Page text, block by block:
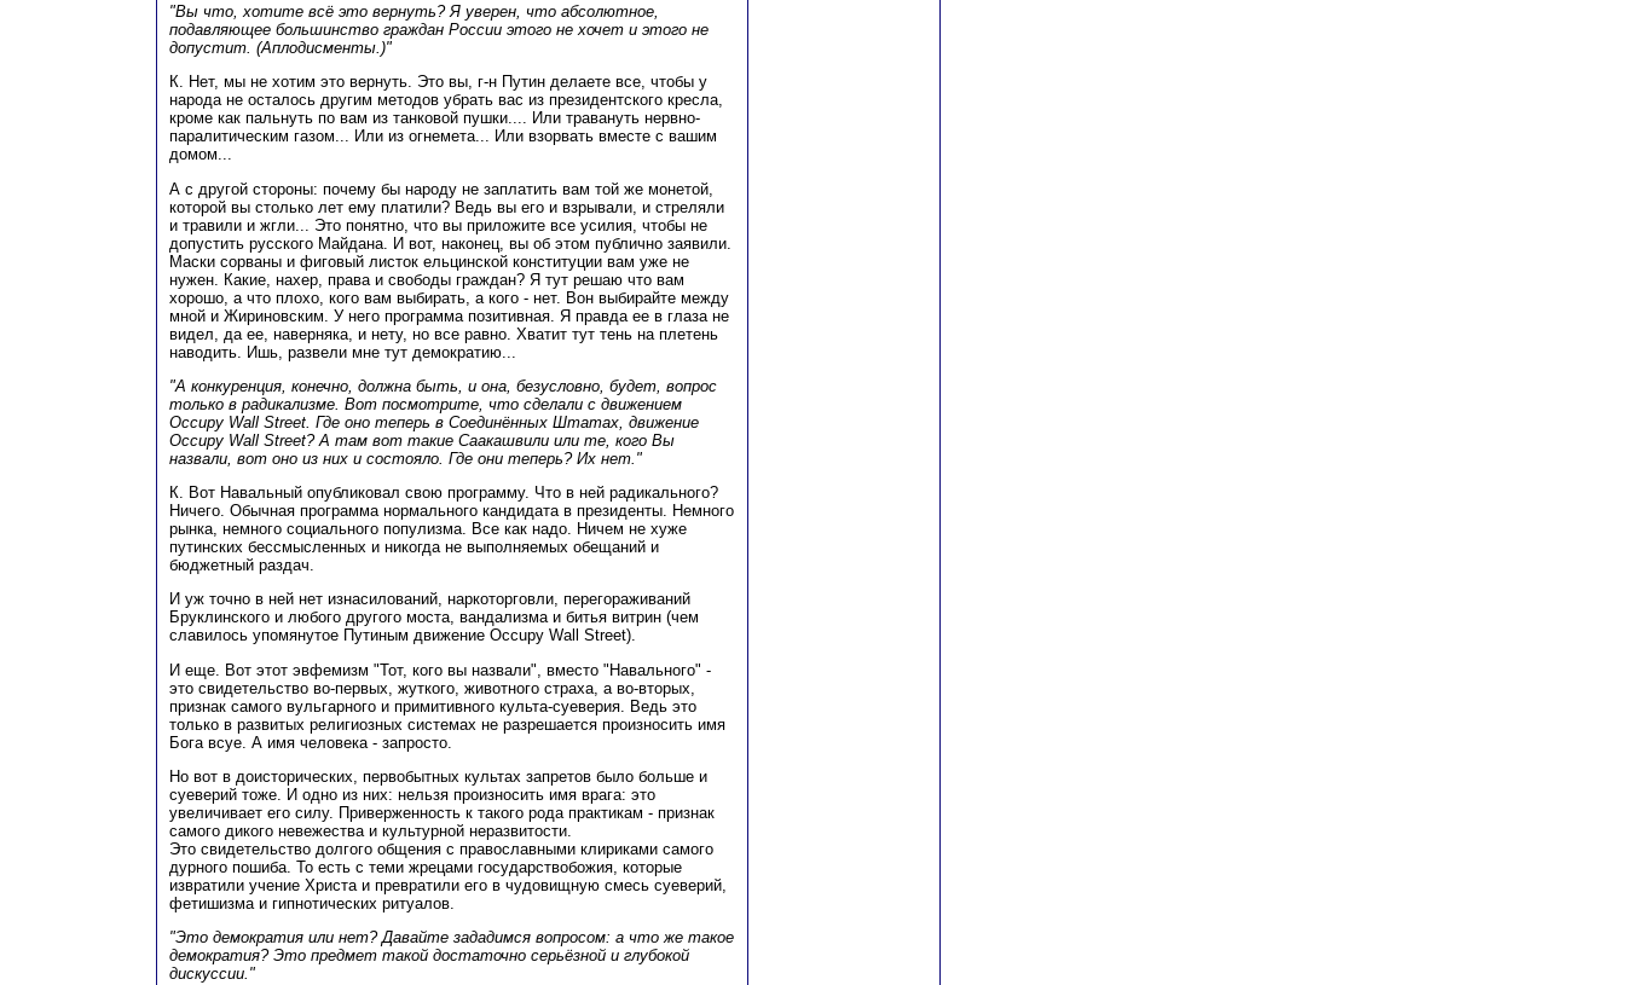
"Вы что, хотите всё это вернуть? Я уверен, что абсолютное,
подавляющее большинство граждан России этого не хочет и этого не
допустит. (Аплодисменты.)"
К. Нет, мы не хотим это вернуть. Это вы, г-н Путин делаете все, чтобы у
народа не осталось другим методов убрать вас из президентского кресла,
кроме как пальнуть по вам из танковой пушки.... Или травануть нервно-
паралитическим газом... Или из огнемета... Или взорвать вместе с вашим
домом...
А с другой стороны: почему бы народу не заплатить вам той же монетой,
которой вы столько лет ему платили? Ведь вы его и взрывали, и стреляли
и травили и жгли... Это понятно, что вы приложите все усилия, чтобы не
допустить русского Майдана. И вот, наконец, вы об этом публично заявили.
Маски сорваны и фиговый листок ельцинской конституции вам уже не
нужен. Какие, нахер, права и свободы граждан? Я тут решаю что вам
хорошо, а что плохо, кого вам выбирать, а кого - нет. Вон выбирайте между
мной и Жириновским. У него программа позитивная. Я правда ее в глаза не
видел, да ее, наверняка, и нету, но все равно. Хватит тут тень на плетень
наводить. Ишь, развели мне тут демократию...
"А конкуренция, конечно, должна быть, и она, безусловно, будет, вопрос
только в радикализме. Вот посмотрите, что сделали с движением
Occupy Wall Street. Где оно теперь в Соединённых Штатах, движение
Occupy Wall Street? А там вот такие Саакашвили или те, кого Вы
назвали, вот оно из них и состояло. Где они теперь? Их нет."
К. Вот Навальный опубликовал свою программу. Что в ней радикального?
Ничего. Обычная программа нормального кандидата в президенты. Немного
рынка, немного социального популизма. Все как надо. Ничем не хуже
путинских бессмысленных и никогда не выполняемых обещаний и
бюджетный раздач.
И уж точно в ней нет изнасилований, наркоторговли, перегораживаний
Бруклинского и любого другого моста, вандализма и битья витрин (чем
славилось упомянутое Путиным движение Occupy Wall Street).
И еще. Вот этот эвфемизм "Тот, кого вы назвали", вместо "Навального" -
это свидетельство во-первых, жуткого, животного страха, а во-вторых,
признак самого вульгарного и примитивного культа-суеверия. Ведь это
только в развитых религиозных системах не разрешается произносить имя
Бога всуе. А имя человека - запросто.
Но вот в доисторических, первобытных культах запретов было больше и
суеверий тоже. И одно из них: нельзя произносить имя врага: это
увеличивает его силу. Приверженность к такого рода практикам - признак
самого дикого невежества и культурной неразвитости.
Это свидетельство долгого общения с православными клириками самого
дурного пошиба. То есть с теми жрецами государствобожия, которые
извратили учение Христа и превратили его в чудовищную смесь суеверий,
фетишизма и гипнотических ритуалов.
"Это демократия или нет? Давайте зададимся вопросом: а что же такое
демократия? Это предмет такой достаточно серьёзной и глубокой
дискуссии."